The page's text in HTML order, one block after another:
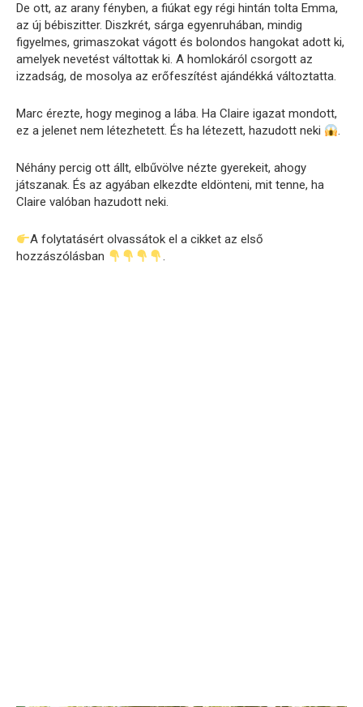
De ott, az arany fényben, a fiúkat egy régi hintán tolta Emma,
az új bébiszitter. Diszkrét, sárga egyenruhában, mindig
figyelmes, grimaszokat vágott és bolondos hangokat adott ki,
amelyek nevetést váltottak ki. A homlokáról csorgott az
izzadság, de mosolya az erőfeszítést ajándékká változtatta.
Marc érezte, hogy meginog a lába. Ha Claire igazat mondott,
ez a jelenet nem létezhetett. És ha létezett, hazudott neki
.
Néhány percig ott állt, elbűvölve nézte gyerekeit, ahogy
játszanak. És az agyában elkezdte eldönteni, mit tenne, ha
Claire valóban hazudott neki.
A folytatásért olvassátok el a cikket az első
hozzászólásban
.